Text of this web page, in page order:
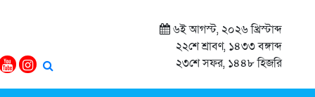
৬ই আগস্ট, ২০২৬ খ্রিস্টাব্দ
২২শে শ্রাবণ, ১৪৩৩ বঙ্গাব্দ
২৩শে সফর, ১৪৪৮ হিজরি